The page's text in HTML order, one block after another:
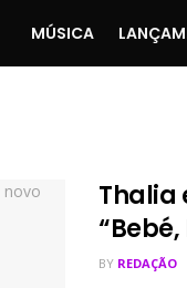
MÚSICA
Thalia
BY REDAÇÃO